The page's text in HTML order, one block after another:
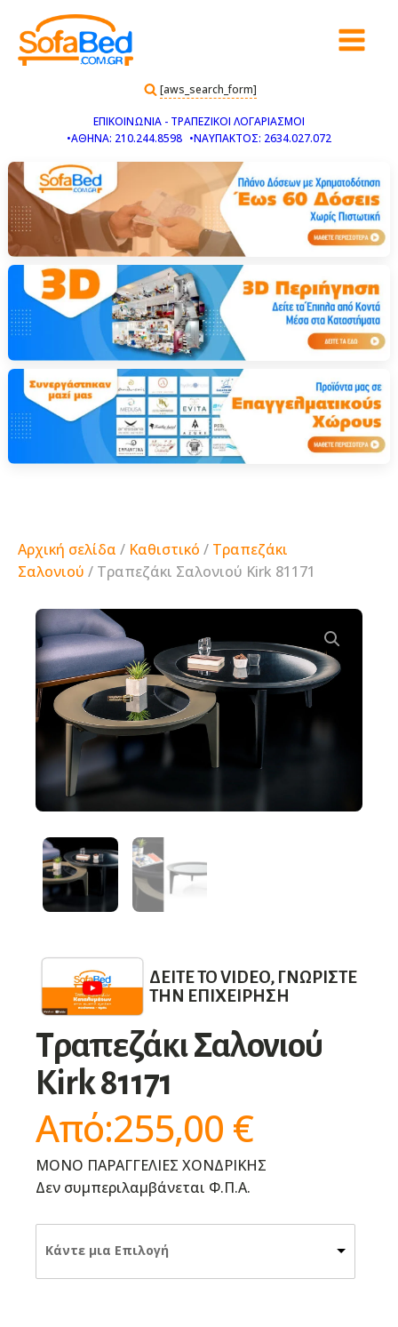
[aws_search_form]
ΕΠΙΚΟΙΝΩΝΙΑ - ΤΡΑΠΕΖΙΚΟΙ ΛΟΓΑΡΙΑΣΜΟΙ
•ΑΘΗΝΑ: 210.244.8598 •ΝΑΥΠΑΚΤΟΣ: 2634.027.072
Αρχική σελίδα / Καθιστικό / Τραπεζάκι
Σαλονιού / Τραπεζάκι Σαλονιού Kirk 81171
ΔΕΊΤΕ ΤΟ VIDEO, ΓΝΩΡΊΣΤΕ
ΤΗΝ ΕΠΙΧΕΊΡΗΣΗ
Τραπεζάκι Σαλονιού
Kirk 81171
Από:255,00 €
ΜΟΝΟ ΠΑΡΑΓΓΕΛΙΕΣ ΧΟΝΔΡΙΚΗΣ
Δεν συμπεριλαμβάνεται Φ.Π.Α.
Κάντε μια Επιλογή